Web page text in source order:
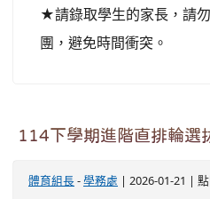
★請錄取學生的家長，請
團，避免時間衝突。
114下學期進階直排輪選
體育組長-學務處 | 2026-01-21 |